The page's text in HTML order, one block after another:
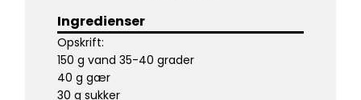
Ingredienser
Opskrift:
150 g vand 35-40 grader
40 g gær
30 g sukker